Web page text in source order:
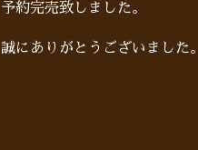
予約完売致しました。
誠にありがとうございました。